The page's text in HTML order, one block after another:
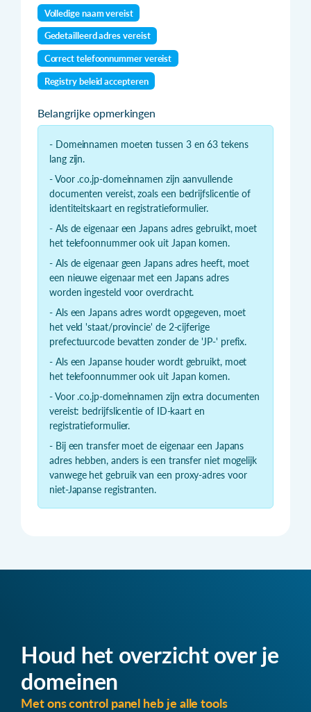
Volledige naam vereist
Gedetailleerd adres vereist
Correct telefoonnummer vereist
Registry beleid accepteren
Belangrijke opmerkingen
- Domeinnamen moeten tussen 3 en 63 tekens
lang zijn.
- Voor .co.jp-domeinnamen zijn aanvullende
documenten vereist, zoals een bedrijfslicentie of
identiteitskaart en registratieformulier.
- Als de eigenaar een Japans adres gebruikt, moet
het telefoonnummer ook uit Japan komen.
- Als de eigenaar geen Japans adres heeft, moet
een nieuwe eigenaar met een Japans adres
worden ingesteld voor overdracht.
- Als een Japans adres wordt opgegeven, moet
het veld 'staat/provincie' de 2-cijferige
prefectuurcode bevatten zonder de 'JP-' prefix.
- Als een Japanse houder wordt gebruikt, moet
het telefoonnummer ook uit Japan komen.
- Voor .co.jp-domeinnamen zijn extra documenten
vereist: bedrijfslicentie of ID-kaart en
registratieformulier.
- Bij een transfer moet de eigenaar een Japans
adres hebben, anders is een transfer niet mogelijk
vanwege het gebruik van een proxy-adres voor
niet-Japanse registranten.
Houd het overzicht over je
domeinen
Met ons control panel heb je alle tools